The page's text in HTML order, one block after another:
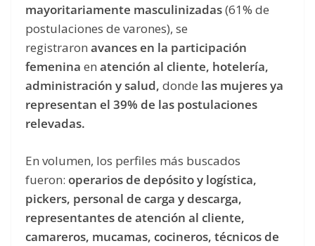
mayoritariamente masculinizadas(61% de
postulaciones de varones), se
registraron avances en la participación
femenina en atención al cliente, hotelería,
administración y salud, donde las mujeres ya
representan el 39% de las postulaciones
relevadas.
En volumen, los perfiles más buscados
fueron: operarios de depósito y logística,
pickers, personal de carga y descarga,
representantes de atención al cliente,
camareros, mucamas, cocineros, técnicos de